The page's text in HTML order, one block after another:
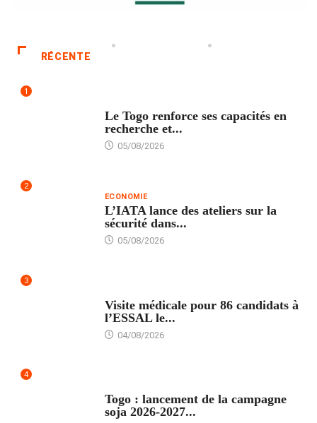
RÉCENTE
1
Le Togo renforce ses capacités en
recherche et...
05/08/2026
2
ECONOMIE
L’IATA lance des ateliers sur la
sécurité dans...
05/08/2026
3
Visite médicale pour 86 candidats à
l’ESSAL le...
04/08/2026
4
Togo : lancement de la campagne
soja 2026-2027...